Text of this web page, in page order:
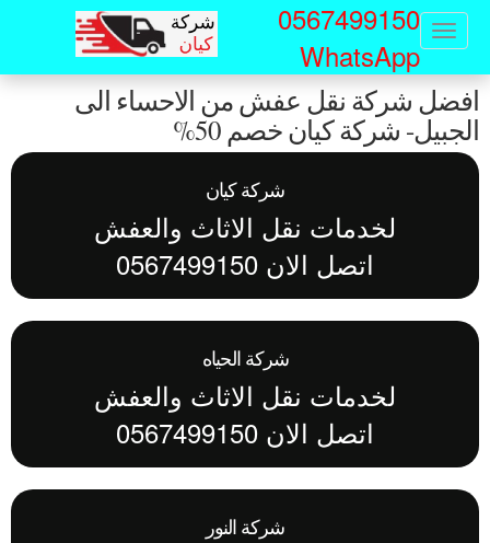
Toggle
navigation
0567499150
WhatsApp
شركة نقل عفش من الاحساء الى
شركة كيان خصم 50%
شركة كيان
لخدمات نقل الاثاث والعفش
اتصل الان 0567499150
شركة الحياه
لخدمات نقل الاثاث والعفش
اتصل الان 0567499150
شركة النور